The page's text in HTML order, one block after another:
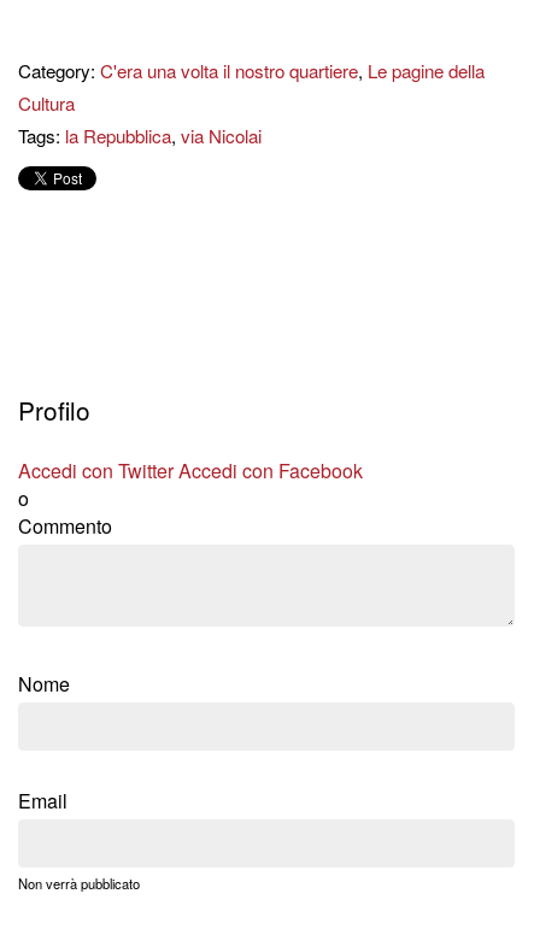
Category: C'era una volta il nostro quartiere, Le pagine della
Cultura
Tags: la Repubblica, via Nicolai
Profilo
Accedi con TwitterAccedi con Facebook
o
Commento
Nome
Email
Non verrà pubblicato